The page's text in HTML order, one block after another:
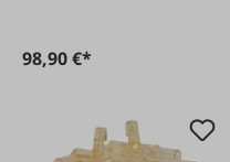
98,90 €*